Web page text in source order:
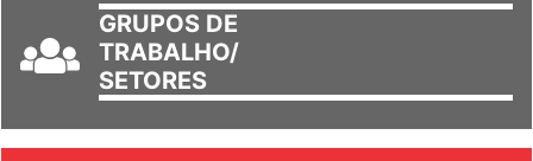
GRUPOS DE
TRABALHO/
SETORES